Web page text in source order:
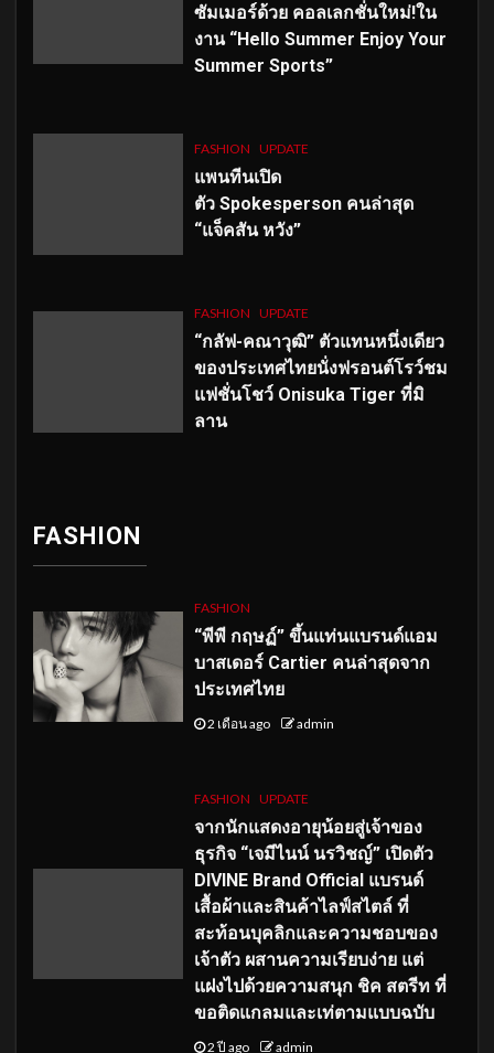
ซัมเมอร์ด้วย คอลเลกชั่นใหม่!ใน
งาน “Hello Summer Enjoy Your
Summer Sports”
FASHION UPDATE
แพนทีนเปิด
ตัว Spokesperson คนล่าสุด
“แจ็คสัน หวัง”
FASHION UPDATE
“กลัฟ-คณาวุฒิ” ตัวแทนหนึ่งเดียว
ของประเทศไทยนั่งฟรอนต์โรว์ชม
แฟชั่นโชว์ Onisuka Tiger ที่มิ
ลาน
FASHION
FASHION
“พีพี กฤษฏ์” ขึ้นแท่นแบรนด์แอม
บาสเดอร์ Cartier คนล่าสุดจาก
ประเทศไทย
2 เดือน ago admin
FASHION UPDATE
จากนักแสดงอายุน้อยสู่เจ้าของ
ธุรกิจ “เจมีไนน์ นรวิชญ์” เปิดตัว
DIVINE Brand Official แบรนด์
เสื้อผ้าและสินค้าไลฟ์สไตล์ ที่
สะท้อนบุคลิกและความชอบของ
เจ้าตัว ผสานความเรียบง่าย แต่
แฝงไปด้วยความสนุก ชิค สตรีท ที่
ขอติดแกลมและเท่ตามแบบฉบับ
2 ปี ago admin